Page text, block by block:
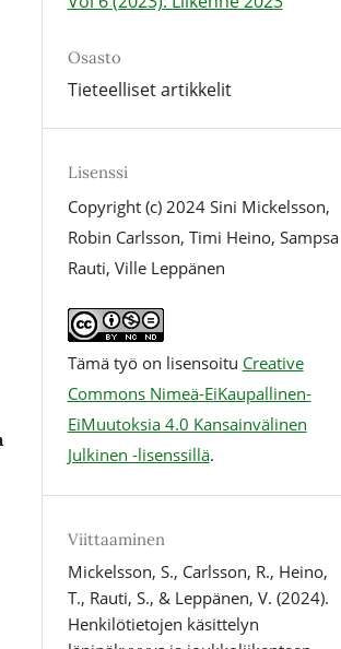
Osasto
Tieteelliset artikkelit
Lisenssi
Copyright (c) 2024 Sini Mickelsson,
Robin Carlsson, Timi Heino, Sampsa
Rauti, Ville Leppänen
Tämä työ on lisensoitu Creative
Commons Nimeä-EiKaupallinen-
EiMuutoksia 4.0 Kansainvälinen
Julkinen -lisenssillä.
Viittaaminen
Mickelsson, S., Carlsson, R., Heino,
T., Rauti, S., & Leppänen, V. (2024).
Henkilötietojen käsittelyn